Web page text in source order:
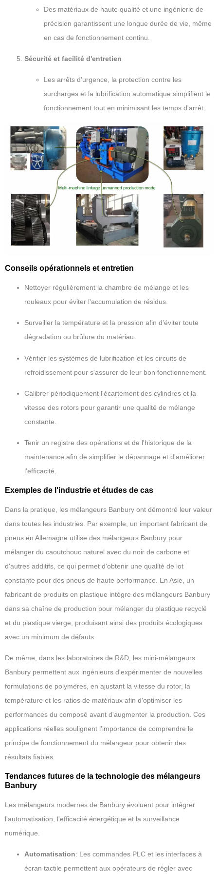
Des matériaux de haute qualité et une ingénierie de
précision garantissent une longue durée de vie, même
en cas de fonctionnement continu.
Sécurité et facilité d'entretien
Les arrêts d'urgence, la protection contre les
surcharges et la lubrification automatique simplifient le
fonctionnement tout en minimisant les temps d'arrêt.
Conseils opérationnels et entretien
Nettoyer régulièrement la chambre de mélange et les
rouleaux pour éviter l'accumulation de résidus.
Surveiller la température et la pression afin d'éviter toute
dégradation ou brûlure du matériau.
Vérifier les systèmes de lubrification et les circuits de
refroidissement pour s'assurer de leur bon fonctionnement.
Calibrer périodiquement l'écartement des cylindres et la
vitesse des rotors pour garantir une qualité de mélange
constante.
Tenir un registre des opérations et de l'historique de la
maintenance afin de simplifier le dépannage et d'améliorer
l'efficacité.
Exemples de l'industrie et études de cas
Dans la pratique, les mélangeurs Banbury ont démontré leur valeur
dans toutes les industries. Par exemple, un important fabricant de
pneus en Allemagne utilise des mélangeurs Banbury pour
mélanger du caoutchouc naturel avec du noir de carbone et
d'autres additifs, ce qui permet d'obtenir une qualité de lot
constante pour des pneus de haute performance. En Asie, un
fabricant de produits en plastique intègre des mélangeurs Banbury
dans sa chaîne de production pour mélanger du plastique recyclé
et du plastique vierge, produisant ainsi des produits écologiques
avec un minimum de défauts.
De même, dans les laboratoires de R&D, les mini-mélangeurs
Banbury permettent aux ingénieurs d'expérimenter de nouvelles
formulations de polymères, en ajustant la vitesse du rotor, la
température et les ratios de matériaux afin d'optimiser les
performances du composé avant d'augmenter la production. Ces
applications réelles soulignent l'importance de comprendre le
principe de fonctionnement du mélangeur pour obtenir des
résultats fiables.
Tendances futures de la technologie des mélangeurs
Banbury
Les mélangeurs modernes de Banbury évoluent pour intégrer
l'automatisation, l'efficacité énergétique et la surveillance
numérique.
Automatisation: Les commandes PLC et les interfaces à
écran tactile permettent aux opérateurs de régler avec